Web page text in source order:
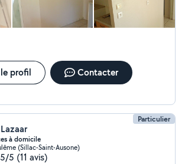
profil Contacter
Particulier
à domicile
(Sillac-Saint-Ausone)
5 (11 avis)